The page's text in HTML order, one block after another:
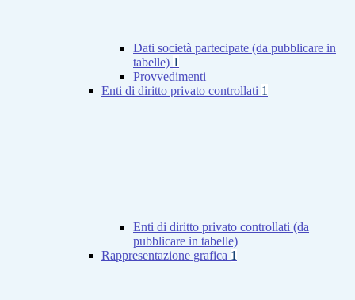
Dati società partecipate (da pubblicare in
tabelle) 1
Provvedimenti
Enti di diritto privato controllati 1
Enti di diritto privato controllati (da
pubblicare in tabelle)
Rappresentazione grafica 1